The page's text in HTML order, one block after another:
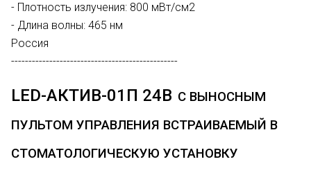
- Плотность излучения: 800 мВт/см2
- Длина волны: 465 нм
Россия
------------------------------------------------
LED-АКТИВ-01П 24В С ВЫНОСНЫМ
ПУЛЬТОМ УПРАВЛЕНИЯ ВСТРАИВАЕМЫЙ В
СТОМАТОЛОГИЧЕСКУЮ УСТАНОВКУ